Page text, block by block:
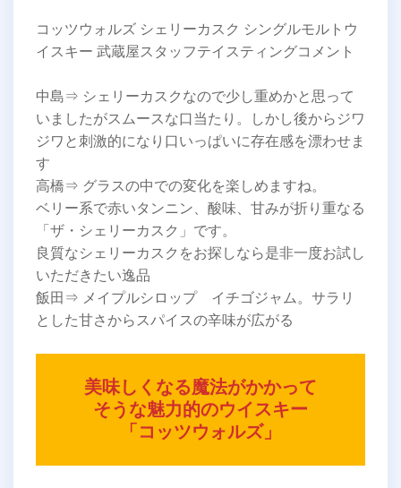
コッツウォルズ シェリーカスク シングルモルトウ
イスキー 武蔵屋スタッフテイスティングコメント
中島⇒ シェリーカスクなので少し重めかと思って
いましたがスムースな口当たり。しかし後からジワ
ジワと刺激的になり口いっぱいに存在感を漂わせま
す
高橋⇒ グラスの中での変化を楽しめますね。
ベリー系で赤いタンニン、酸味、甘みが折り重なる
「ザ・シェリーカスク」です。
良質なシェリーカスクをお探しなら是非一度お試し
いただきたい逸品
飯田⇒ メイプルシロップ イチゴジャム。サラリ
とした甘さからスパイスの辛味が広がる
美味しくなる魔法がかかって
そうな魅力的のウイスキー
「コッツウォルズ」